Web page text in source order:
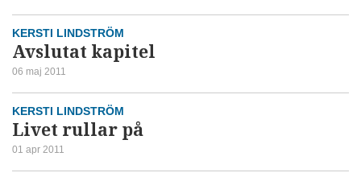
KERSTI LINDSTRÖM
Avslutat kapitel
06 maj 2011
KERSTI LINDSTRÖM
Livet rullar på
01 apr 2011